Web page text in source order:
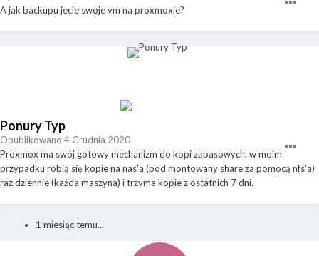
A jak backupu jecie swoje vm na proxmoxie?
Ponury Typ
Opublikowano 4 Grudnia 2020
Proxmox ma swój gotowy mechanizm do kopi zapasowych, w moim
przypadku robią się kopie na nas'a (pod montowany share za pomocą nfs'a)
raz dziennie (każda maszyna) i trzyma kopie z ostatnich 7 dni.
1 miesiąc temu...